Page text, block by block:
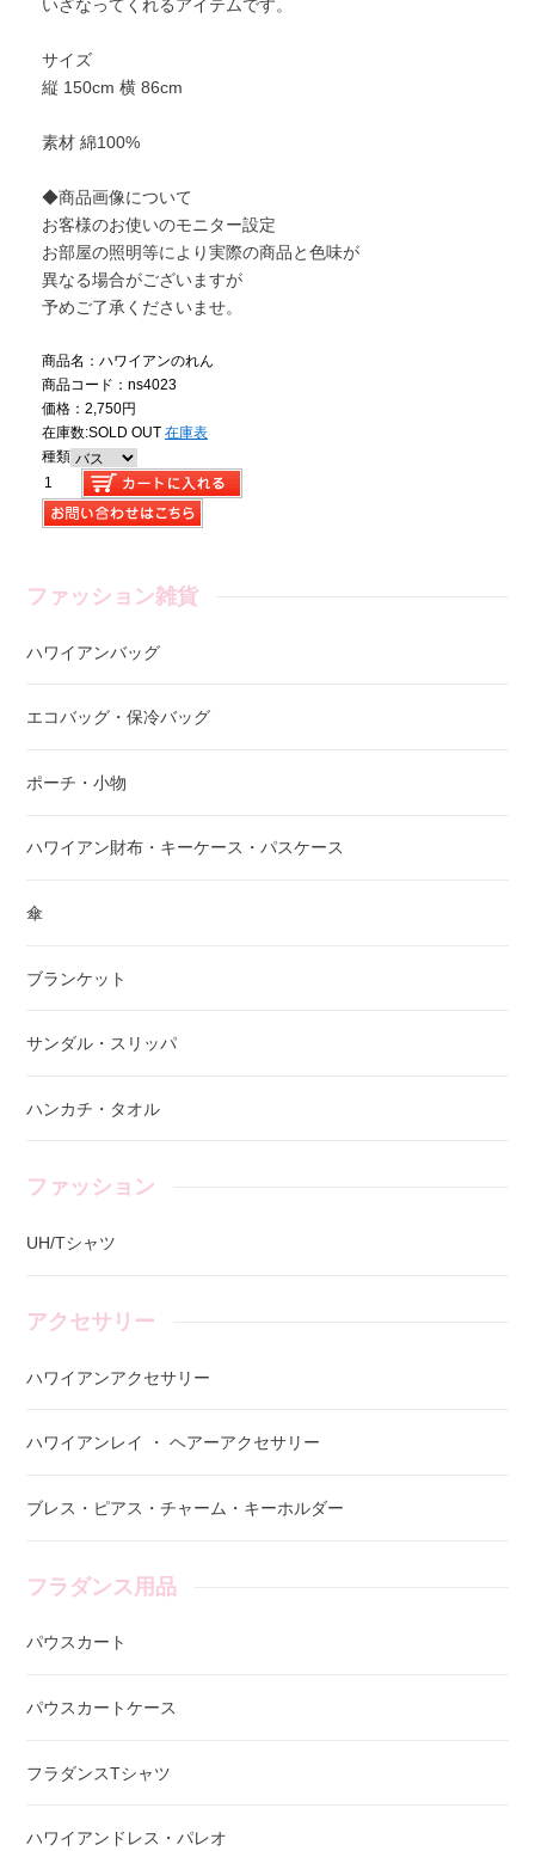
いざなってくれるアイテムです。
サイズ
縦 150cm 横 86cm
素材 綿100%
◆商品画像について
お客様のお使いのモニター設定
お部屋の照明等により実際の商品と色味が
異なる場合がございますが
予めご了承くださいませ。
商品名：ハワイアンのれん
商品コード：ns4023
価格：2,750円
在庫数:SOLD OUT 在庫表
種類
ファッション雑貨
ハワイアンバッグ
エコバッグ・保冷バッグ
ポーチ・小物
ハワイアン財布・キーケース・パスケース
傘
ブランケット
サンダル・スリッパ
ハンカチ・タオル
ファッション
UH/Tシャツ
アクセサリー
ハワイアンアクセサリー
ハワイアンレイ ・ ヘアーアクセサリー
ブレス・ピアス・チャーム・キーホルダー
フラダンス用品
パウスカート
パウスカートケース
フラダンスTシャツ
ハワイアンドレス・パレオ